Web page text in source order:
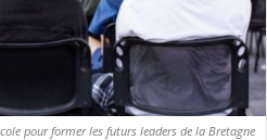
pour former les futurs leaders de la Bretagne